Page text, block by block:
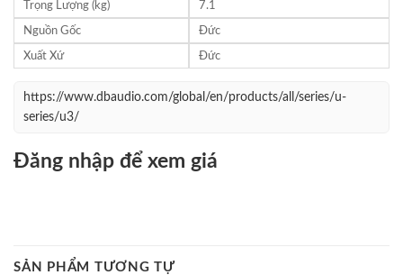
Trọng Lượng (kg) 7.1
Nguồn Gốc Đức
Xuất Xứ Đức
https://www.dbaudio.com/global/en/products/all/series/u-
series/u3/
Đăng nhập để xem giá
SẢN PHẨM TƯƠNG TỰ